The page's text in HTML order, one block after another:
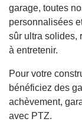
garage, toutes
personnalisées
sûr ultra solides,
à entretenir.
Pour votre
bénéficiez des
achèvement,
avec PTZ.